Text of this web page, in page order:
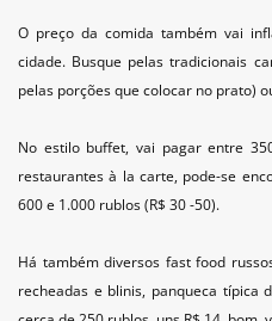
O preço da comida também vai
cidade. Busque pelas tradicionais
pelas porções que colocar no prato)
No estilo buffet, vai pagar entre
restaurantes à la carte, pode-se
600 e 1.000 rublos (R$ 30 -50).
Há também diversos fast food
recheadas e blinis, panqueca típica